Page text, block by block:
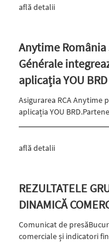
află detalii
Anytime România
Générale
aplicația YOU BRD
Asigurarea RCA Anytime
aplicația YOU
află detalii
REZULTATELE
DINAMICĂ
Comunicat de
comerciale și indicatori